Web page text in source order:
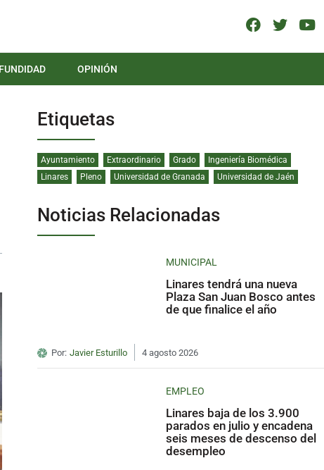
OPINIÓN
Etiquetas
Ayuntamiento Extraordinario Grado
Ingeniería Biomédica
Linares
Pleno Universidad de Granada Universidad de Jaén
Noticias Relacionadas
MUNICIPAL
Linares tendrá una nueva
Plaza San Juan Bosco antes
de que finalice el año
Por: Javier Esturillo 4 agosto 2026
EMPLEO
Linares baja de los 3.900
parados en julio y encadena
seis meses de descenso del
desempleo